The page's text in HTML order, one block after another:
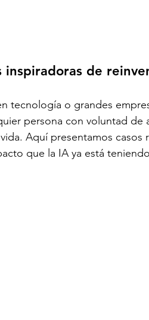
inspiradoras de
tecnología o grandes
persona con voluntad
Aquí presentamos casos
que la IA ya está